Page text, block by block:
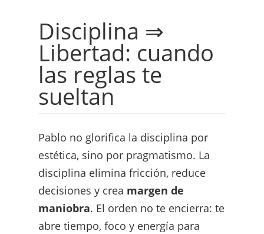
Disciplina ⇒
Libertad: cuando
las reglas te
sueltan
Pablo no glorifica la disciplina por
estética, sino por pragmatismo. La
disciplina elimina fricción, reduce
decisiones y crea margen de
maniobra. El orden no te encierra: te
abre tiempo, foco y energía para